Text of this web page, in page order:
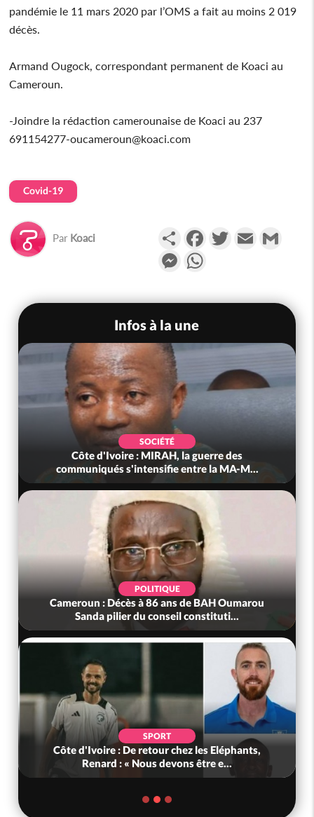
pandémie le 11 mars 2020 par l’OMS a fait au moins 2 019
décès.
Armand Ougock, correspondant permanent de Koaci au
Cameroun.
-Joindre la rédaction camerounaise de Koaci au 237
691154277-oucameroun@koaci.com
Covid-19
Par Koaci PartagerFacebookTwitterEmail
Messenger
Infos à la une
SOCIÉTÉ
Côte d'Ivoire : MIRAH, la guerre des
communiqués s'intensifie entre la MA-M...
POLITIQUE
Cameroun : Décès à 86 ans de BAH Oumarou
Sanda pilier du conseil constituti...
SPORT
Côte d'Ivoire : De retour chez les Eléphants,
Renard : « Nous devons être e...